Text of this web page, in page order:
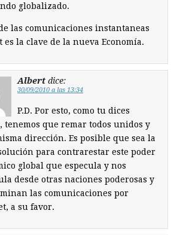
globalizado.
las comunicaciones instantaneas
la clave de la nueva Economía.
Albert dice:
30/09/2010 a las 13:34
P.D. Por esto, como tu dices
tenemos que remar todos unidos y
dirección. Es posible que sea la
para contrarestar este poder
global que especula y nos
desde otras naciones poderosas y
las comunicaciones por
a su favor.